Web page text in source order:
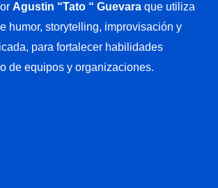
Agustin “Tato “ Guevara que utiliza
humor, storytelling, improvisación y
para fortalecer habilidades
de equipos y organizaciones.